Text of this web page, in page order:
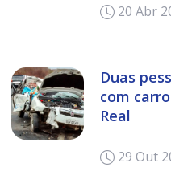
20 Abr
Duas
com
Real
29 Out